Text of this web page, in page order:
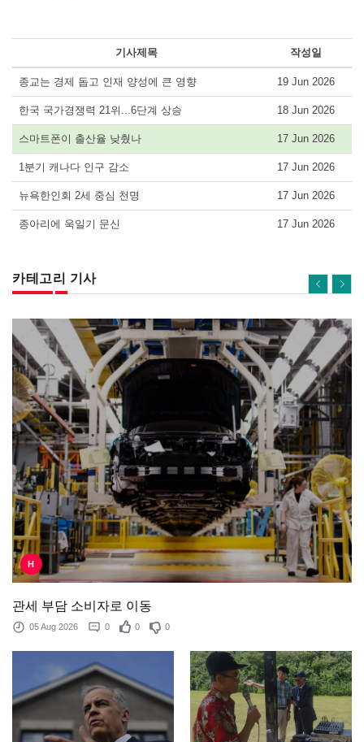
기사제목 작성일
종교는 경제 돕고 인재 양성에 큰 영향 19 Jun 2026
한국 국가경쟁력 21위...6단계 상승 18 Jun 2026
스마트폰이 출산율 낮췄나 17 Jun 2026
1분기 캐나다 인구 감소 17 Jun 2026
뉴욕한인회 2세 중심 천명 17 Jun 2026
종아리에 욱일기 문신 17 Jun 2026
카테고리 기사
H
관세 부담 소비자로 이동
05 Aug 2026 0 0 0